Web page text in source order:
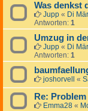
Was denkst
Jupp « Di
Antworten: 1
Umzug in
Jupp « Di
Antworten: 1
joshorvell «
Re: Problem
Emma28 «